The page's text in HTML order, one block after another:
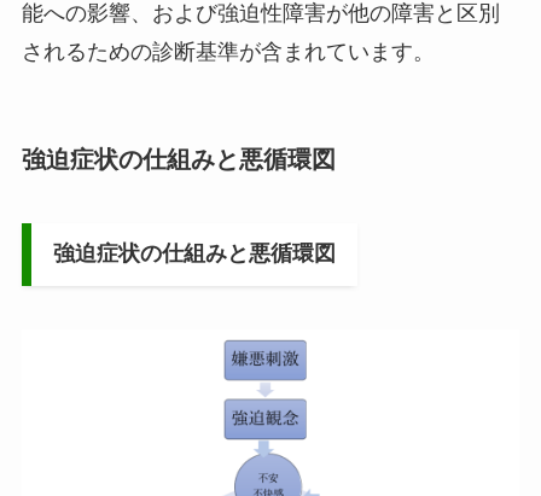
能への影響、および強迫性障害が他の障害と区別
されるための診断基準が含まれています。
強迫症状の仕組みと悪循環図
強迫症状の仕組みと悪循環図